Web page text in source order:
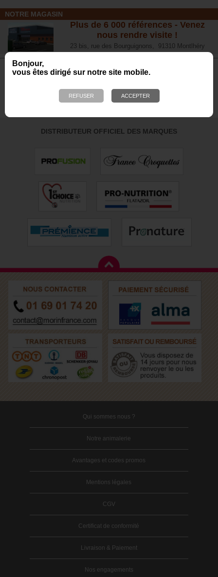
Bonjour,
vous êtes dirigé sur notre site mobile.
NOTRE MAGASIN
Plus de 6 000 références - Venez
nous rendre visite !
23 bis, rue des Bourguignons, 91310 Montlhéry
Avis de nos Clients
derniers mois. *
4.65/5
DISTRIBUTEUR OFFICIEL DES MARQUES
Qui sommes nous ?
Notre animalerie
Avantages et codes promos
Mentions légales
CGV
Certificat de conformité
Livraison & Paiement
Nos engagements